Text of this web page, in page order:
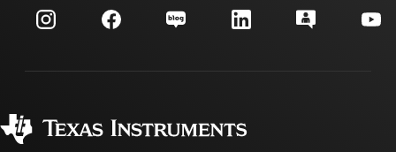
투자 관계
제조
고객 지원 센터
myTI 계정 FAQ
주문 FAQ